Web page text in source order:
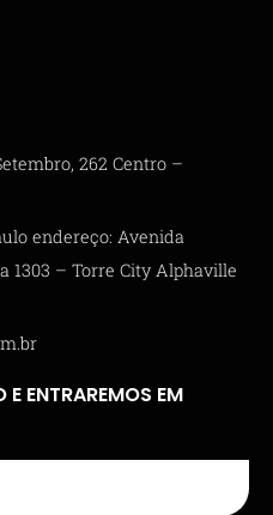
262 Centro –
endereço: Avenida
1303 – Torre City Alphaville
ENTRAREMOS EM